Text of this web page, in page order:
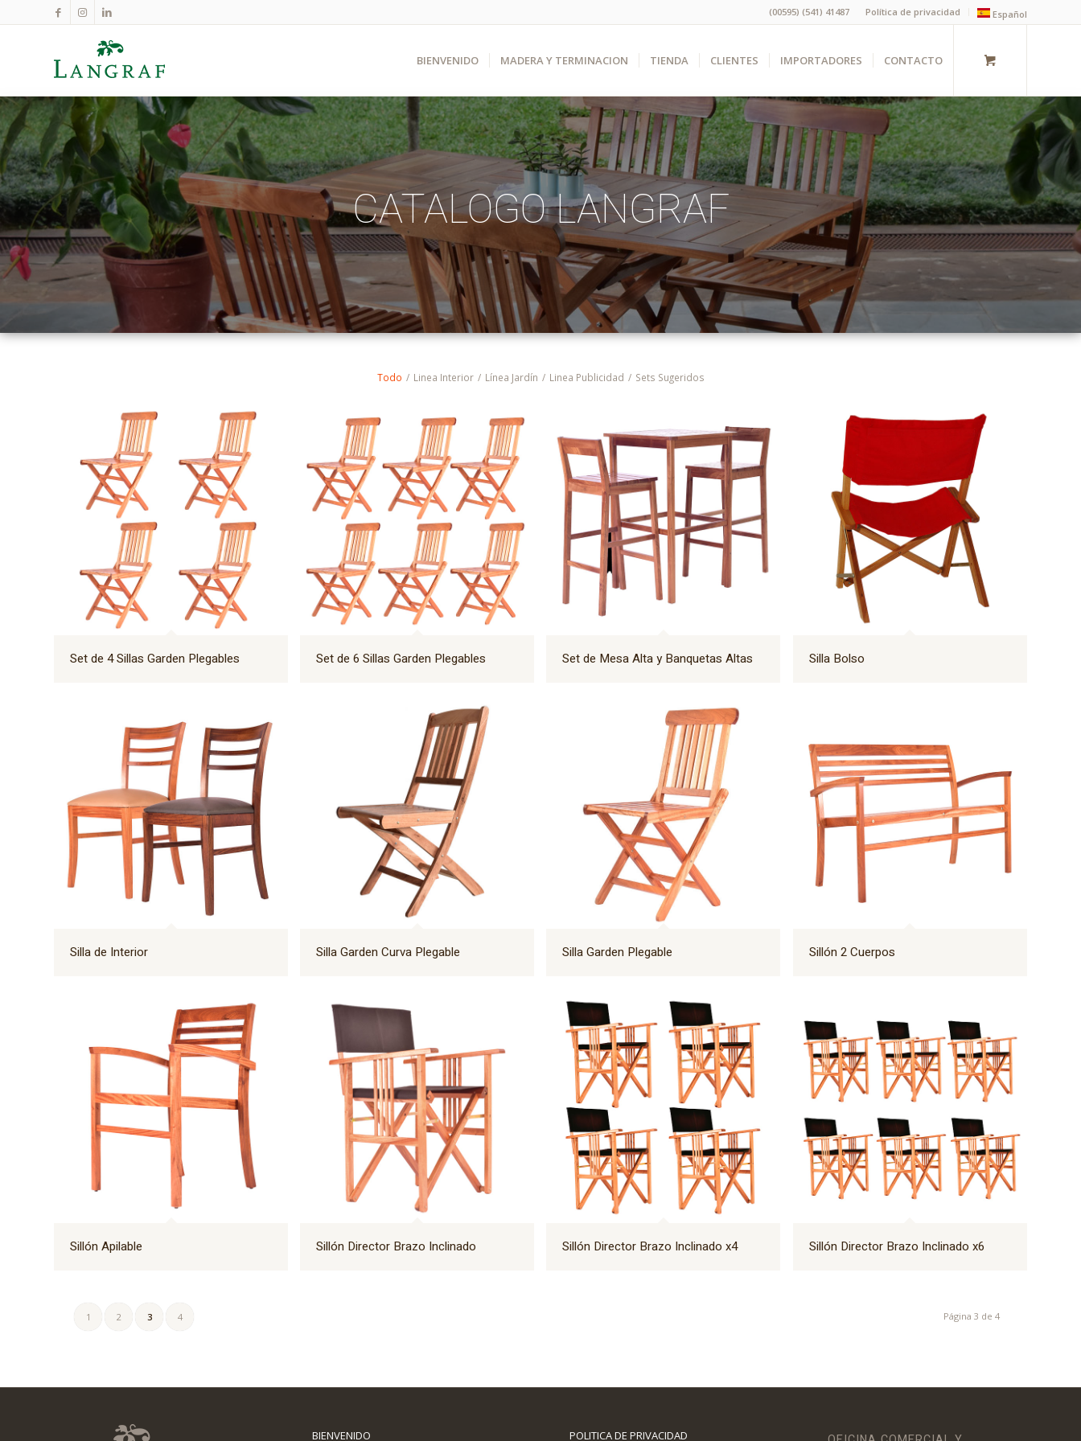
Política de privacidad Español
(00595) (541) 41487
BIENVENIDO MADERA Y TERMINACION TIENDA CLIENTES IMPORTADORES CONTACTO
CATALOGO LANGRAF
Todo / Linea Interior / Línea Jardín / Linea Publicidad / Sets Sugeridos
Set de 4 Sillas Garden Plegables Set de 6 Sillas Garden Plegables Set de Mesa Alta y Banquetas Altas Silla Bolso
Silla de Interior Silla Garden Curva Plegable Silla Garden Plegable Sillón 2 Cuerpos
Sillón Apilable Sillón Director Brazo Inclinado Sillón Director Brazo Inclinado x4 Sillón Director Brazo Inclinado x6
Página 3 de 4
1 2 3 4
BIENVENIDO POLITICA DE PRIVACIDAD